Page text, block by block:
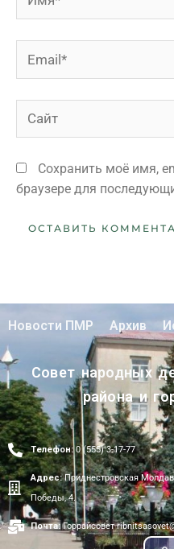
Сохранить моё имя,
браузере для
Новости ПМР Архив
Совет народных
района и
Телефон:0 (555) 3-17-77
Адрес:Приднестровская
Победы, 4.
Почта:Горрайсовет